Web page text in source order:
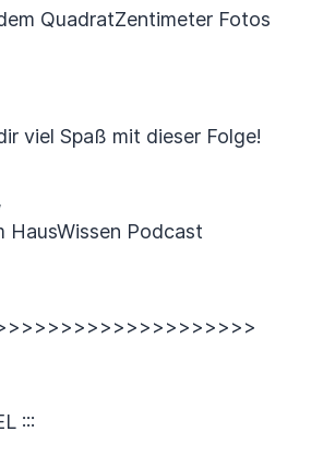
QuadratZentimeter Fotos
viel Spaß mit dieser Folge!
HausWissen Podcast
:::